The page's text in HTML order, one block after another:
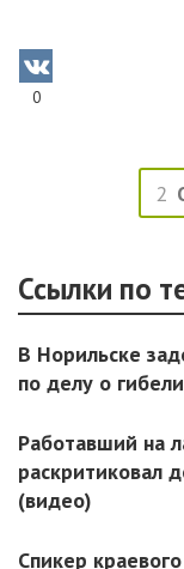
0
2
Ссылки по
В Норильске
по делу о
Работавший на
раскритиковал
(видео)
Спикер